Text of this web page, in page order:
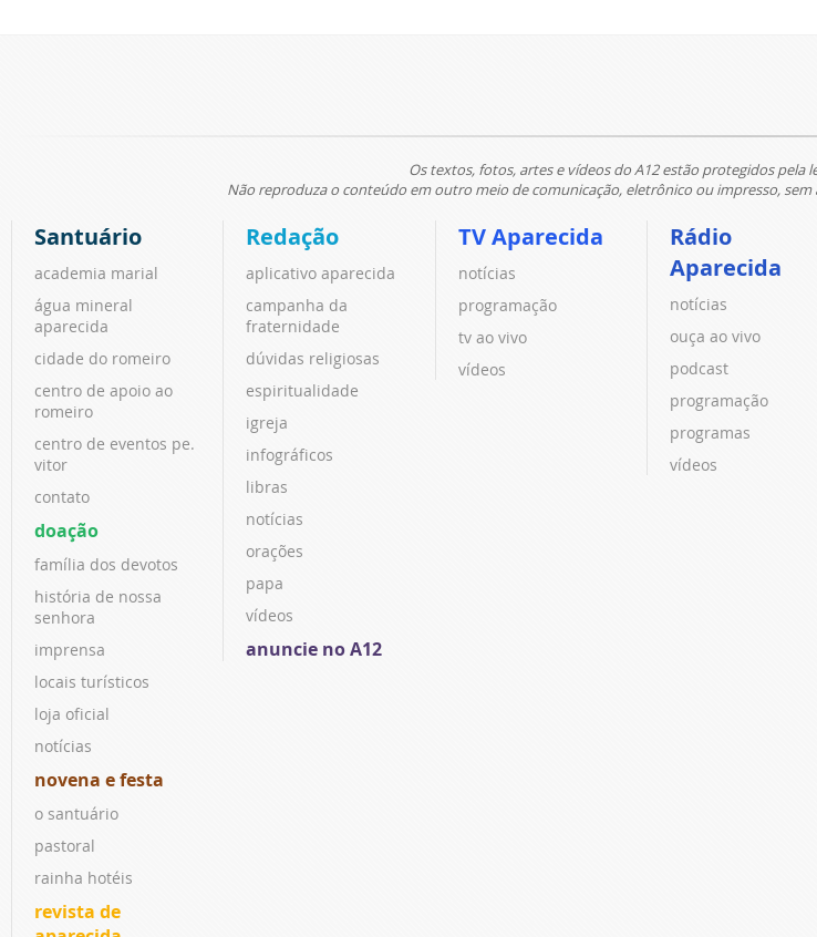
Os textos, fotos, artes e vídeos do A12 estão protegidos pela
Não reproduza o conteúdo em outro meio de comunicação, eletrônico ou impresso,
Santuário
academia marial
água mineral
aparecida
cidade do romeiro
centro de apoio ao
romeiro
centro de eventos pe.
vitor
contato
doação
família dos devotos
história de nossa
senhora
imprensa
locais turísticos
loja oficial
notícias
novena e festa
o santuário
pastoral
rainha hotéis
revista de
Redação
aplicativo aparecida
campanha da
fraternidade
dúvidas religiosas
espiritualidade
igreja
infográficos
libras
notícias
orações
papa
vídeos
anuncie no A12
TV Aparecida
notícias
programação
tv ao vivo
vídeos
Rádio
Aparecida
notícias
ouça ao vivo
podcast
programação
programas
vídeos